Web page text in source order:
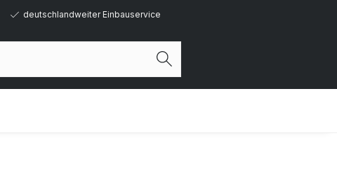
deutschlandweiter Einbauservice